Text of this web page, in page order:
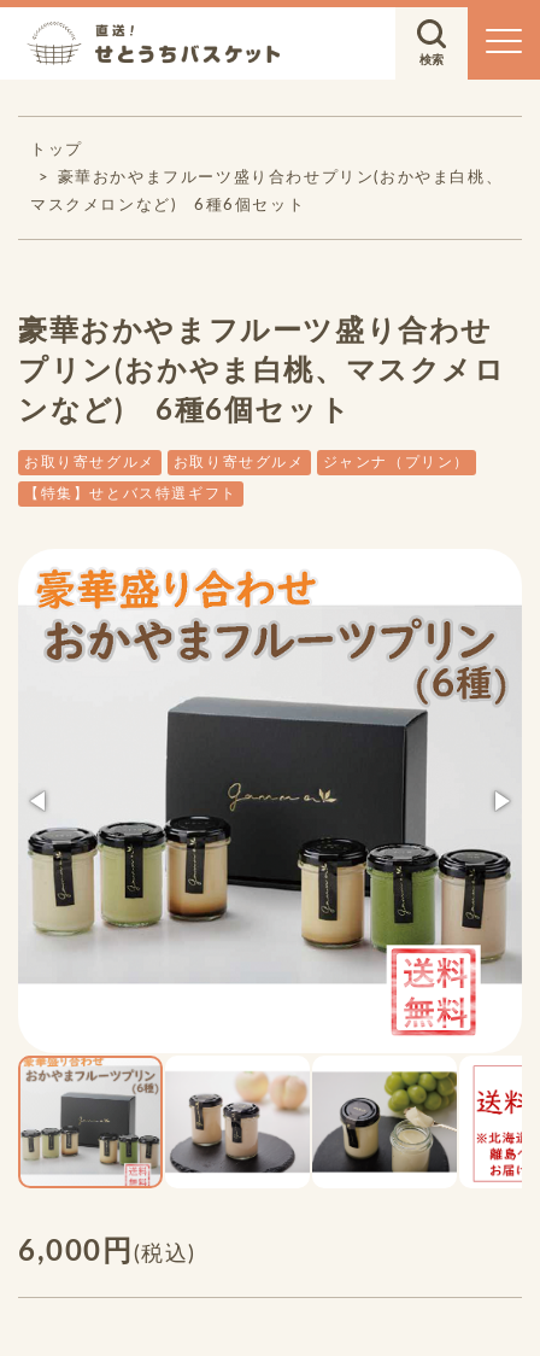
トップ
豪華おかやまフルーツ盛り合わせプリン(おかやま白桃、
マスクメロンなど) 6種6個セット
豪華おかやまフルーツ盛り合わせ
プリン(おかやま白桃、マスクメロ
ンなど) 6種6個セット
お取り寄せグルメ お取り寄せグルメ ジャンナ（プリン）
【特集】せとバス特選ギフト
6,000円 (税込)